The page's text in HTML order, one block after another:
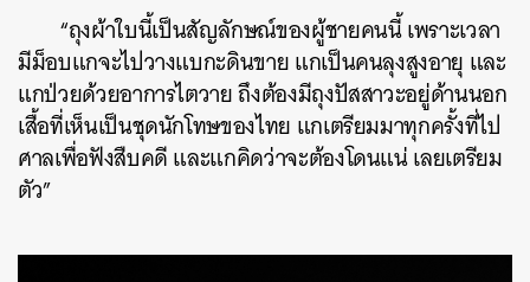
“ถุงผ้าใบนี้เป็นสัญลักษณ์ของผู้ชายคนนี้ เพราะเวลา
มีม็อบแกจะไปวางแบกะดินขาย แกเป็นคนลุงสูงอายุ และ
แกป่วยด้วยอาการไตวาย ถึงต้องมีถุงปัสสาวะอยู่ด้านนอก
เสื้อที่เห็นเป็นชุดนักโทษของไทย แกเตรียมมาทุกครั้งที่ไป
ศาลเพื่อฟังสืบคดี และแกคิดว่าจะต้องโดนแน่ เลยเตรียม
ตัว”